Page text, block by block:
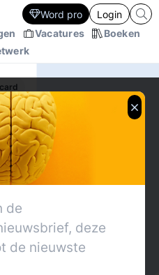
Vacatures
Boeken
Word pro Login
voor al
is… de
Janszen
de
deze
de nieuwste